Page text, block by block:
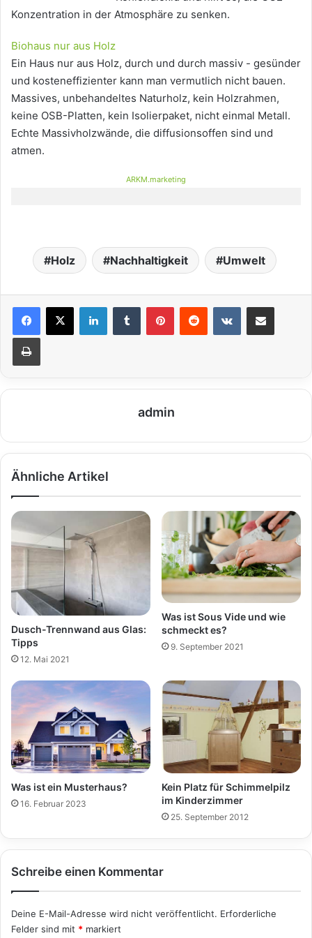
Konzentration in der Atmosphäre zu senken.
Biohaus nur aus Holz
Ein Haus nur aus Holz, durch und durch massiv - gesünder
und kosteneffizienter kann man vermutlich nicht bauen.
Massives, unbehandeltes Naturholz, kein Holzrahmen,
keine OSB-Platten, kein Isolierpaket, nicht einmal Metall.
Echte Massivholzwände, die diffusionsoffen sind und
atmen.
ARKM.marketing
Holz Nachhaltigkeit Umwelt
admin
Ähnliche Artikel
Dusch-Trennwand aus Glas:
Tipps
12. Mai 2021
Was ist Sous Vide und wie
schmeckt es?
9. September 2021
Was ist ein Musterhaus?
16. Februar 2023
Kein Platz für Schimmelpilz
im Kinderzimmer
25. September 2012
Schreibe einen Kommentar
Deine E-Mail-Adresse wird nicht veröffentlicht. Erforderliche
Felder sind mit * markiert